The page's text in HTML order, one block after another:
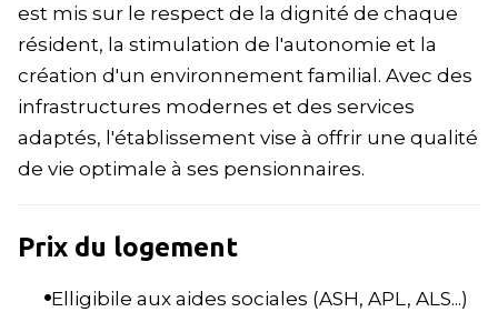
est mis sur le respect de la dignité de chaque
résident, la stimulation de l'autonomie et la
création d'un environnement familial. Avec des
infrastructures modernes et des services
adaptés, l'établissement vise à offrir une qualité
de vie optimale à ses pensionnaires.
Prix du logement
Elligibile aux aides sociales (ASH, APL, ALS...)